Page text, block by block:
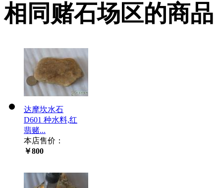
相同赌石场区的商品
达摩坎水石
D601 种水料,红
翡赌...
本店售价：
￥800